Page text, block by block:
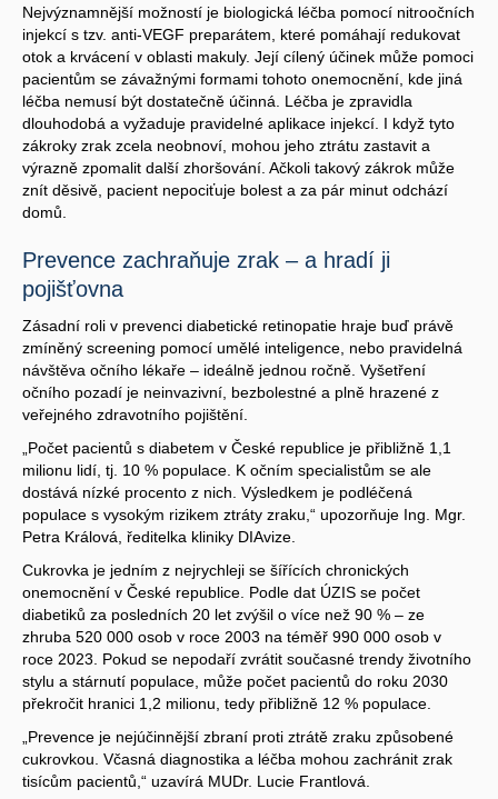
Nejvýznamnější možností je biologická léčba pomocí nitroočních
injekcí s tzv. anti-VEGF preparátem, které pomáhají redukovat
otok a krvácení v oblasti makuly. Její cílený účinek může pomoci
pacientům se závažnými formami tohoto onemocnění, kde jiná
léčba nemusí být dostatečně účinná. Léčba je zpravidla
dlouhodobá a vyžaduje pravidelné aplikace injekcí. I když tyto
zákroky zrak zcela neobnoví, mohou jeho ztrátu zastavit a
výrazně zpomalit další zhoršování. Ačkoli takový zákrok může
znít děsivě, pacient nepociťuje bolest a za pár minut odchází
domů.
Prevence zachraňuje zrak – a hradí ji
pojišťovna
Zásadní roli v prevenci diabetické retinopatie hraje buď právě
zmíněný screening pomocí umělé inteligence, nebo pravidelná
návštěva očního lékaře – ideálně jednou ročně. Vyšetření
očního pozadí je neinvazivní, bezbolestné a plně hrazené z
veřejného zdravotního pojištění.
„Počet pacientů s diabetem v České republice je přibližně 1,1
milionu lidí, tj. 10 % populace. K očním specialistům se ale
dostává nízké procento z nich. Výsledkem je podléčená
populace s vysokým rizikem ztráty zraku,“ upozorňuje Ing. Mgr.
Petra Králová, ředitelka kliniky DIAvize.
Cukrovka je jedním z nejrychleji se šířících chronických
onemocnění v České republice. Podle dat ÚZIS se počet
diabetiků za posledních 20 let zvýšil o více než 90 % – ze
zhruba 520 000 osob v roce 2003 na téměř 990 000 osob v
roce 2023. Pokud se nepodaří zvrátit současné trendy životního
stylu a stárnutí populace, může počet pacientů do roku 2030
překročit hranici 1,2 milionu, tedy přibližně 12 % populace.
„Prevence je nejúčinnější zbraní proti ztrátě zraku způsobené
cukrovkou. Včasná diagnostika a léčba mohou zachránit zrak
tisícům pacientů,“ uzavírá MUDr. Lucie Frantlová.